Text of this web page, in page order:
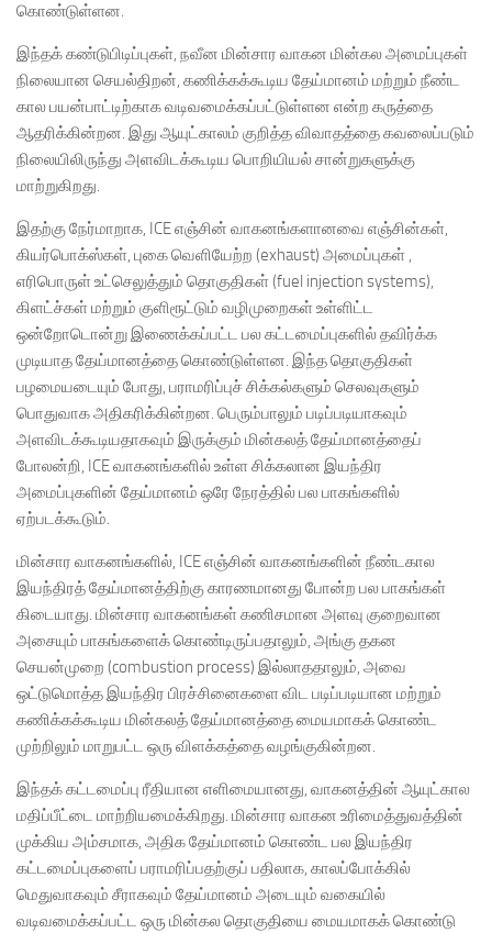
கொண்டுள்ளன.
இந்தக் கண்டுபிடிப்புகள், நவீன மின்சார வாகன மின்கல அமைப்புகள்
நிலையான செயல்திறன், கணிக்கக்கூடிய தேய்மானம் மற்றும் நீண்ட
கால பயன்பாட்டிற்காக வடிவமைக்கப்பட்டுள்ளன என்ற கருத்தை
ஆதரிக்கின்றன. இது ஆயுட்காலம் குறித்த விவாதத்தை கவலைப்படும்
நிலையிலிருந்து அளவிடக்கூடிய பொறியியல் சான்றுகளுக்கு
மாற்றுகிறது.
இதற்கு நேர்மாறாக, ICE எஞ்சின் வாகனங்களானவை எஞ்சின்கள்,
கியர்பொக்ஸ்கள், புகை வெளியேற்ற (exhaust) அமைப்புகள் ,
எரிபொருள் உட்செலுத்தும் தொகுதிகள் (fuel injection systems),
கிளட்ச்கள் மற்றும் குளிரூட்டும் வழிமுறைகள் உள்ளிட்ட
ஒன்றோடொன்று இணைக்கப்பட்ட பல கட்டமைப்புகளில் தவிர்க்க
முடியாத தேய்மானத்தை கொண்டுள்ளன. இந்த தொகுதிகள்
பழமையடையும் போது, பராமரிப்புச் சிக்கல்களும் செலவுகளும்
பொதுவாக அதிகரிக்கின்றன. பெரும்பாலும் படிப்படியாகவும்
அளவிடக்கூடியதாகவும் இருக்கும் மின்கலத் தேய்மானத்தைப்
போலன்றி, ICE வாகனங்களில் உள்ள சிக்கலான இயந்திர
அமைப்புகளின் தேய்மானம் ஒரே நேரத்தில் பல பாகங்களில்
ஏற்படக்கூடும்.
மின்சார வாகனங்களில், ICE எஞ்சின் வாகனங்களின் நீண்டகால
இயந்திரத் தேய்மானத்திற்கு காரணமானது போன்ற பல பாகங்கள்
கிடையாது. மின்சார வாகனங்கள் கணிசமான அளவு குறைவான
அசையும் பாகங்களைக் கொண்டிருப்பதாலும், அங்கு தகன
செயன்முறை (combustion process) இல்லாததாலும், அவை
ஒட்டுமொத்த இயந்திர பிரச்சினைகளை விட படிப்படியான மற்றும்
கணிக்கக்கூடிய மின்கலத் தேய்மானத்தை மையமாகக் கொண்ட
முற்றிலும் மாறுபட்ட ஒரு விளக்கத்தை வழங்குகின்றன.
இந்தக் கட்டமைப்பு ரீதியான எளிமையானது, வாகனத்தின் ஆயுட்கால
மதிப்பீட்டை மாற்றியமைக்கிறது. மின்சார வாகன உரிமைத்துவத்தின்
முக்கிய அம்சமாக, அதிக தேய்மானம் கொண்ட பல இயந்திர
கட்டமைப்புகளைப் பராமரிப்பதற்குப் பதிலாக, காலப்போக்கில்
மெதுவாகவும் சீராகவும் தேய்மானம் அடையும் வகையில்
வடிவமைக்கப்பட்ட ஒரு மின்கல தொகுதியை மையமாகக் கொண்டு